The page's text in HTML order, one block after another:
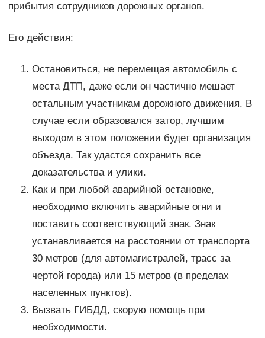
прибытия сотрудников дорожных органов.
Его действия:
Остановиться, не перемещая автомобиль с
места ДТП, даже если он частично мешает
остальным участникам дорожного движения. В
случае если образовался затор, лучшим
выходом в этом положении будет организация
объезда. Так удастся сохранить все
доказательства и улики.
Как и при любой аварийной остановке,
необходимо включить аварийные огни и
поставить соответствующий знак. Знак
устанавливается на расстоянии от транспорта
30 метров (для автомагистралей, трасс за
чертой города) или 15 метров (в пределах
населенных пунктов).
Вызвать ГИБДД, скорую помощь при
необходимости.